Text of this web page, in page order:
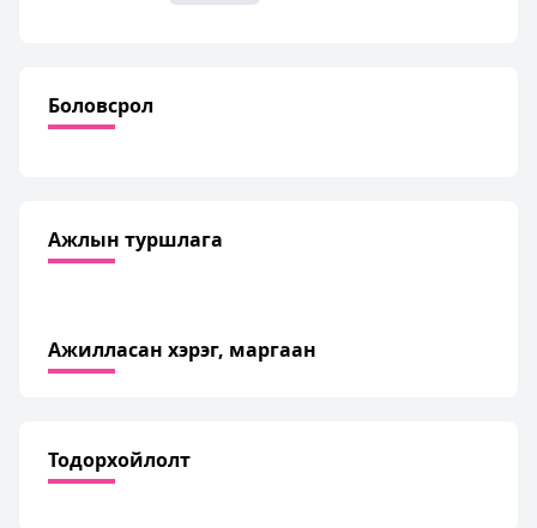
Боловсрол
Ажлын туршлага
Ажилласан хэрэг, маргаан
Тодорхойлолт